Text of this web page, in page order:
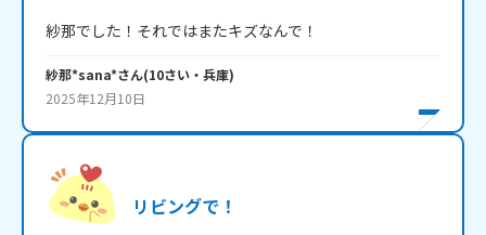
紗那でした！それではまたキズなんで！
紗那*sana*さん(10さい・ 兵庫)
2025年12月10日
リビングで！